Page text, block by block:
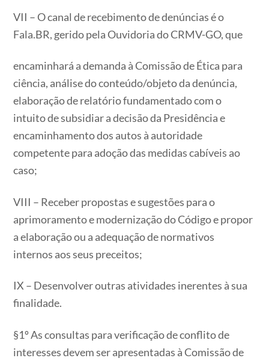
VII – O canal de recebimento de denúncias é o
Fala.BR, gerido pela Ouvidoria do CRMV-GO, que
encaminhará a demanda à Comissão de Ética para
ciência, análise do conteúdo/objeto da denúncia,
elaboração de relatório fundamentado com o
intuito de subsidiar a decisão da Presidência e
encaminhamento dos autos à autoridade
competente para adoção das medidas cabíveis ao
caso;
VIII – Receber propostas e sugestões para o
aprimoramento e modernização do Código e propor
a elaboração ou a adequação de normativos
internos aos seus preceitos;
IX – Desenvolver outras atividades inerentes à sua
finalidade.
§1º As consultas para verificação de conflito de
interesses devem ser apresentadas à Comissão de